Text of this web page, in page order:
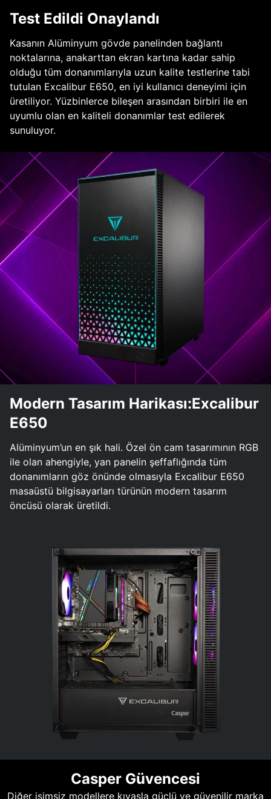
Test Edildi Onaylandı
Kasanın Alüminyum gövde panelinden bağlantı
noktalarına, anakarttan ekran kartına kadar sahip
olduğu tüm donanımlarıyla uzun kalite testlerine tabi
tutulan Excalibur E650, en iyi kullanıcı deneyimi için
üretiliyor. Yüzbinlerce bileşen arasından birbiri ile en
uyumlu olan en kaliteli donanımlar test edilerek
sunuluyor.
Modern Tasarım Harikası:Excalibur
E650
Alüminyum’un en şık hali. Özel ön cam tasarımının RGB
ile olan ahengiyle, yan panelin şeffaflığında tüm
donanımların göz önünde olmasıyla Excalibur E650
masaüstü bilgisayarları türünün modern tasarım
öncüsü olarak üretildi.
Casper Güvencesi
Diğer isimsiz modellere kıyasla güçlü ve güvenilir marka